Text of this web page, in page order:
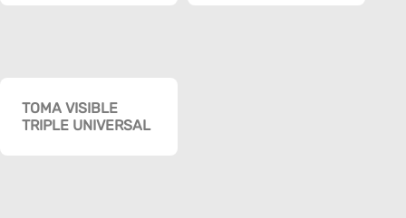
TOMA VISIBLE
TRIPLE UNIVERSAL